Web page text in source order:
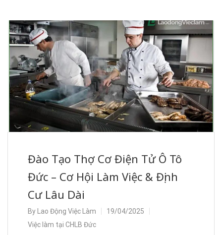
Đào Tạo Thợ Cơ Điện Tử Ô Tô
Đức – Cơ Hội Làm Việc & Định
Cư Lâu Dài
By Lao Động Việc Làm
19/04/2025
Việc làm tại CHLB Đức